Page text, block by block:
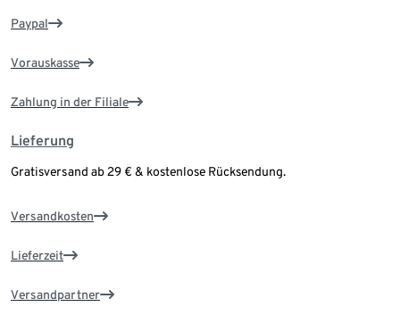
Paypal
Vorauskasse
Zahlung in der Filiale
Lieferung
Gratisversand ab 29 € & kostenlose Rücksendung.
Versandkosten
Lieferzeit
Versandpartner